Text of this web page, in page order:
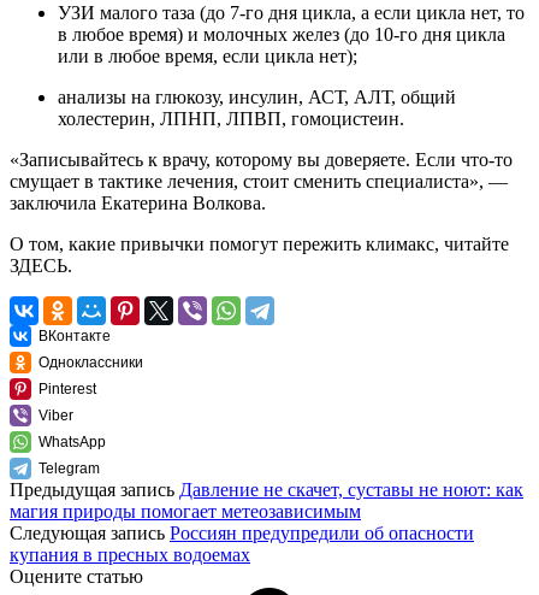
УЗИ малого таза (до 7-го дня цикла, а если цикла нет, то
в любое время) и молочных желез (до 10-го дня цикла
или в любое время, если цикла нет);
анализы на глюкозу, инсулин, АСТ, АЛТ, общий
холестерин, ЛПНП, ЛПВП, гомоцистеин.
«Записывайтесь к врачу, которому вы доверяете. Если что-то
смущает в тактике лечения, стоит сменить специалиста», —
заключила Екатерина Волкова.
О том, какие привычки помогут пережить климакс, читайте
ЗДЕСЬ.
ВКонтакте
Одноклассники
Pinterest
Viber
WhatsApp
Telegram
Предыдущая запись Давление не скачет, суставы не ноют: как
магия природы помогает метеозависимым
Следующая запись Россиян предупредили об опасности
купания в пресных водоемах
Оцените статью